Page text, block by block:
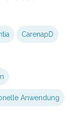
CarenapD
Anwendung